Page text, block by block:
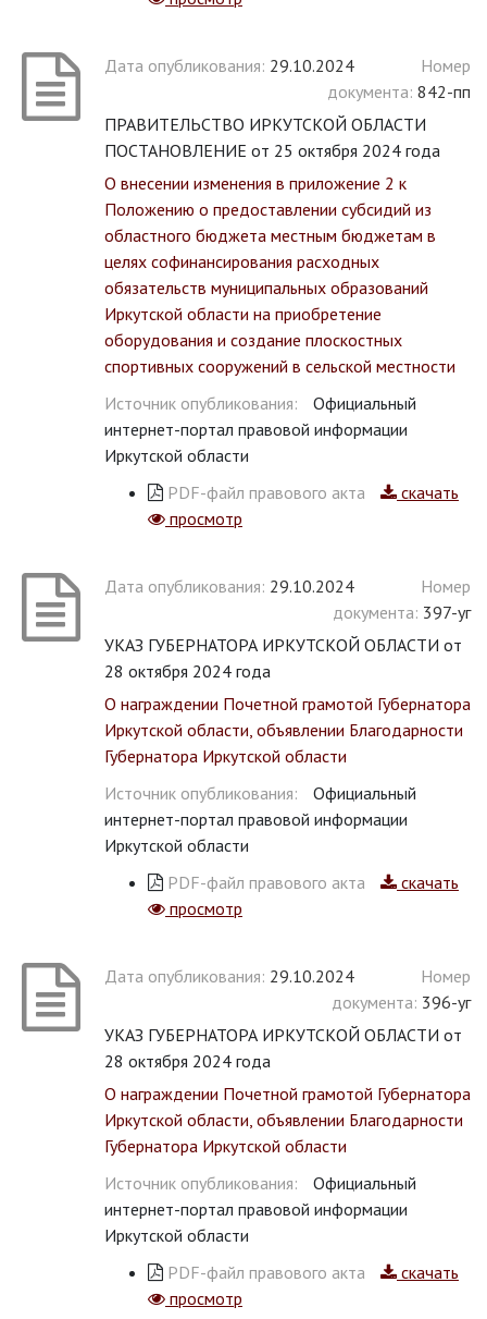
Дата опубликования: 29.10.2024
Номер
документа: 842-пп
ПРАВИТЕЛЬСТВО ИРКУТСКОЙ ОБЛАСТИ
ПОСТАНОВЛЕНИЕ от 25 октября 2024 года
О внесении изменения в приложение 2 к
Положению о предоставлении субсидий из
областного бюджета местным бюджетам в
целях софинансирования расходных
обязательств муниципальных образований
Иркутской области на приобретение
оборудования и создание плоскостных
спортивных сооружений в сельской местности
Источник опубликования:
Официальный
интернет-портал правовой информации
Иркутской области
PDF-файл правового акта
скачать
просмотр
Дата опубликования: 29.10.2024
Номер
документа: 397-уг
УКАЗ ГУБЕРНАТОРА ИРКУТСКОЙ ОБЛАСТИ от
28 октября 2024 года
О награждении Почетной грамотой Губернатора
Иркутской области, объявлении Благодарности
Губернатора Иркутской области
Источник опубликования:
Официальный
интернет-портал правовой информации
Иркутской области
PDF-файл правового акта
скачать
просмотр
Дата опубликования: 29.10.2024
Номер
документа: 396-уг
УКАЗ ГУБЕРНАТОРА ИРКУТСКОЙ ОБЛАСТИ от
28 октября 2024 года
О награждении Почетной грамотой Губернатора
Иркутской области, объявлении Благодарности
Губернатора Иркутской области
Источник опубликования:
Официальный
интернет-портал правовой информации
Иркутской области
PDF-файл правового акта
скачать
просмотр